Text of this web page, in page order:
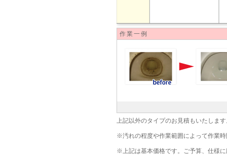
作業一例
上記以外のタイプのお見積もいたしま
※汚れの程度や作業範囲によって作業
※上記は基本価格です。ご予算、仕様